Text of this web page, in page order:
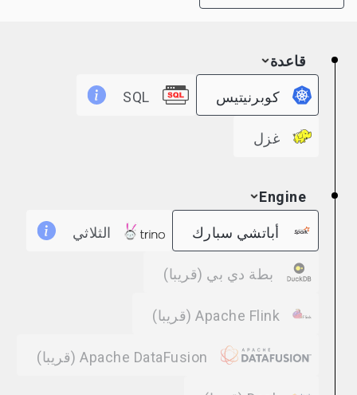
قاعدة
كوبرنيتيس SQL
غزل
Engine
أباتشي سبارك الثلاثي
بطة دي بي (قريبا)
Apache Flink (قريبا)
Apache DataFusion(قريبا)